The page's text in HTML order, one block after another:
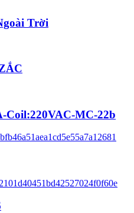
Trời
Coil:220VAC-MC-22b